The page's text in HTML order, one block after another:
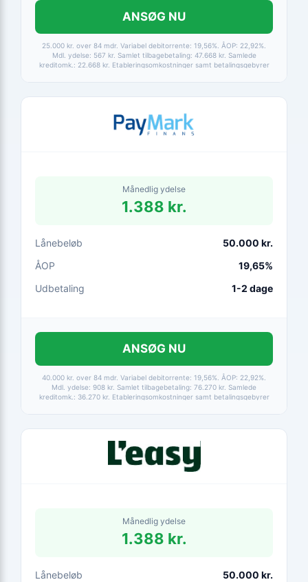
ANSØG NU
25.000 kr. over 84 mdr. Variabel debitorrente: 19,56%. ÅOP: 22,92%.
Mdl. ydelse: 567 kr. Samlet tilbagebetaling: 47.668 kr. Samlede
kreditomk.: 22.668 kr. Etableringsomkostninger samt betalingsgebyrer
Månedlig ydelse
1.388 kr.
Lånebeløb
50.000 kr.
ÅOP
19,65%
Udbetaling
1-2 dage
ANSØG NU
40.000 kr. over 84 mdr. Variabel debitorrente: 19,56%. ÅOP: 22,92%.
Mdl. ydelse: 908 kr. Samlet tilbagebetaling: 76.270 kr. Samlede
kreditomk.: 36.270 kr. Etableringsomkostninger samt betalingsgebyrer
Månedlig ydelse
1.388 kr.
Lånebeløb
50.000 kr.